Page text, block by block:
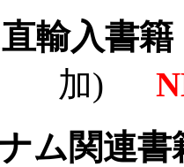
輸入書
加)
ム関連